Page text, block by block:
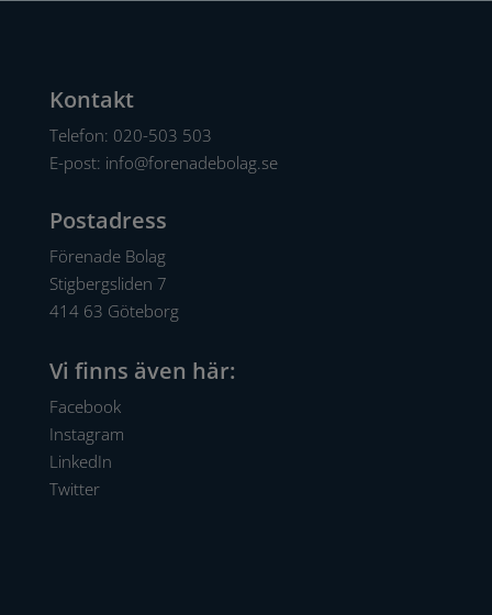
Kontakt
Telefon: 020-503 503
E-post: info@forenadebolag.se
Postadress
Förenade Bolag
Stigbergsliden 7
414 63 Göteborg
Vi finns även här:
Facebook
Instagram
LinkedIn
Twitter